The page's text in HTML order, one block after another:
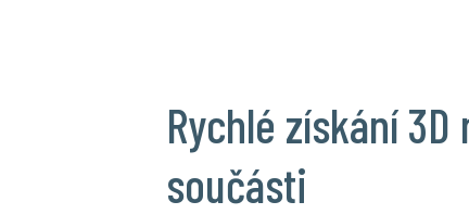
Rychlé získání
součásti